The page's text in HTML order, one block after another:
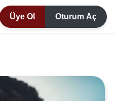
Üye Ol Oturum Aç